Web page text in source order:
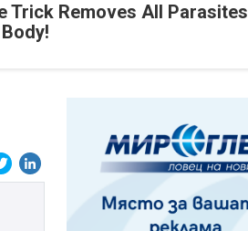
Trick Removes All Parasites